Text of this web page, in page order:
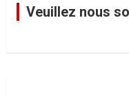
Veuillez nous